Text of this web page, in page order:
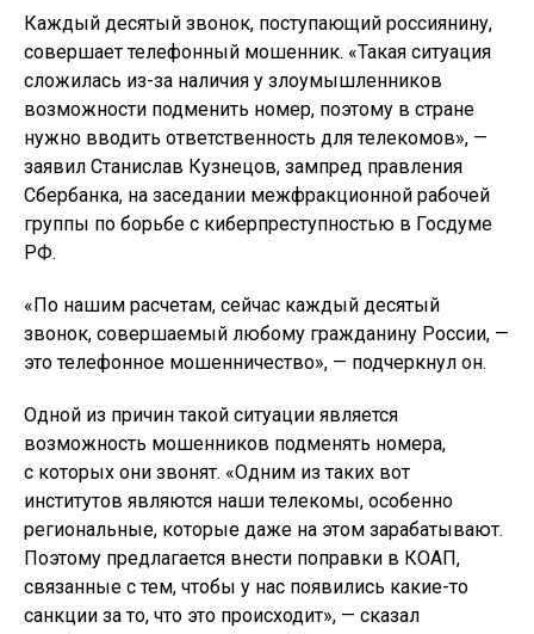
Каждый десятый звонок, поступающий россиянину,
совершает телефонный мошенник. «Такая ситуация
сложилась из-за наличия у злоумышленников
возможности подменить номер, поэтому в стране
нужно вводить ответственность для телекомов», —
заявил Станислав Кузнецов, зампред правления
Сбербанка, на заседании межфракционной рабочей
группы по борьбе с киберпреступностью в Госдуме
РФ.
«По нашим расчетам, сейчас каждый десятый
звонок, совершаемый любому гражданину России, —
это телефонное мошенничество», — подчеркнул он.
Одной из причин такой ситуации является
возможность мошенников подменять номера,
с которых они звонят. «Одним из таких вот
институтов являются наши телекомы, особенно
региональные, которые даже на этом зарабатывают.
Поэтому предлагается внести поправки в КОАП,
связанные с тем, чтобы у нас появились какие-то
санкции за то, что это происходит», — сказал